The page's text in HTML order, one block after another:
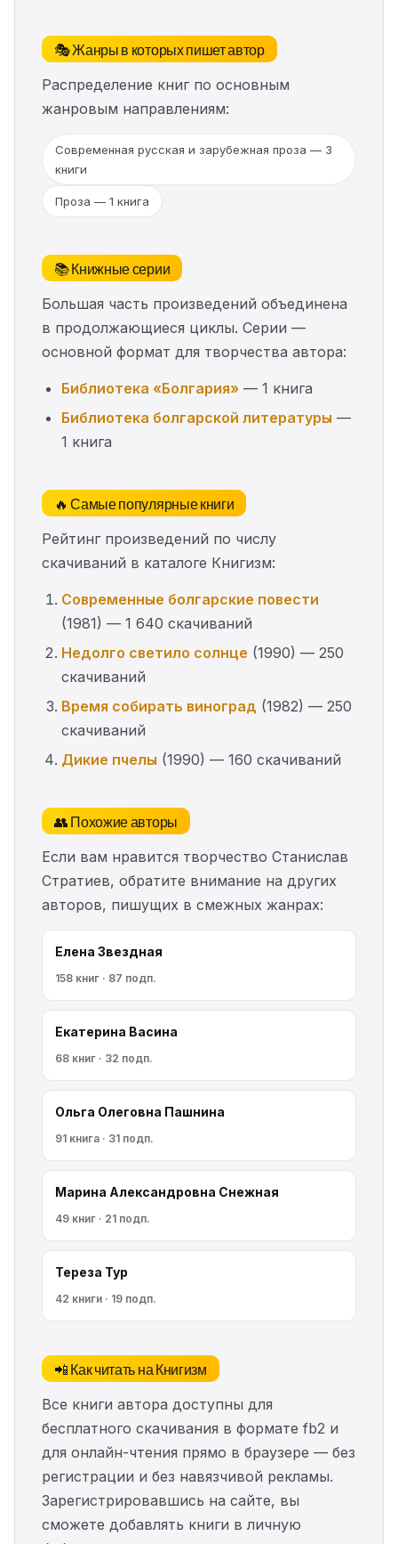
🎭 Жанры в которых пишет автор
Распределение книг по основным
жанровым направлениям:
Современная русская и зарубежная проза — 3
книги
Проза — 1 книга
📚 Книжные серии
Большая часть произведений объединена
в продолжающиеся циклы. Серии —
основной формат для творчества автора:
Библиотека «Болгария» — 1 книга
Библиотека болгарской литературы —
1 книга
🔥 Самые популярные книги
Рейтинг произведений по числу
скачиваний в каталоге Книгизм:
Современные болгарские повести
(1981) — 1 640 скачиваний
Недолго светило солнце (1990) — 250
скачиваний
Время собирать виноград (1982) — 250
скачиваний
Дикие пчелы (1990) — 160 скачиваний
👥 Похожие авторы
Если вам нравится творчество Станислав
Стратиев, обратите внимание на других
авторов, пишущих в смежных жанрах:
Елена Звездная
158 книг · 87 подп.
Екатерина Васина
68 книг · 32 подп.
Ольга Олеговна Пашнина
91 книга · 31 подп.
Марина Александровна Снежная
49 книг · 21 подп.
Тереза Тур
42 книги · 19 подп.
📲 Как читать на Книгизм
Все книги автора доступны для
бесплатного скачивания в формате fb2 и
для онлайн-чтения прямо в браузере — без
регистрации и без навязчивой рекламы.
Зарегистрировавшись на сайте, вы
сможете добавлять книги в личную